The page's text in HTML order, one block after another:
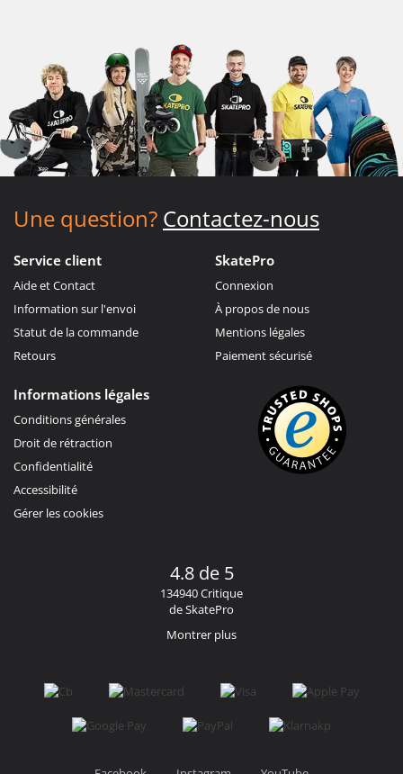
Une question? Contactez-nous
Service client
Aide et Contact
Information sur l'envoi
Statut de la commande
Retours
SkatePro
Connexion
À propos de nous
Mentions légales
Paiement sécurisé
Informations légales
Conditions générales
Droit de rétraction
Confidentialité
Accessibilité
Gérer les cookies
4.8 de 5
134940 Critique
de SkatePro
Montrer plus